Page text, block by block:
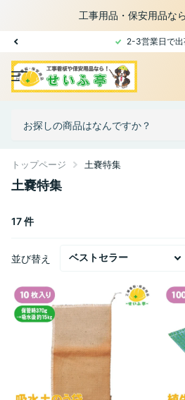
工事用品・保安用品な
2-3営業日で出
トップページ 土嚢特集
土嚢特集
17 件
並び替え